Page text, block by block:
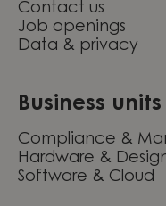
Contact us
Job openings
Data & privacy
Business
Compliance &
Hardware &
Software & Cloud